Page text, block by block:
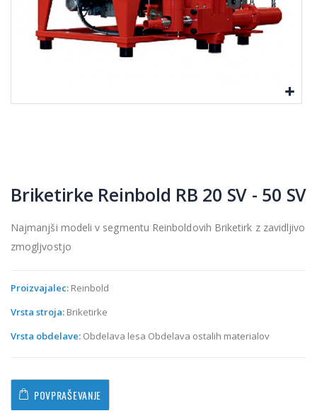
Briketirke Reinbold RB 20 SV - 50 SV
Najmanjši modeli v segmentu Reinboldovih Briketirk z zavidljivo
zmogljvostjo
Proizvajalec: Reinbold
Vrsta stroja: Briketirke
Vrsta obdelave: Obdelava lesa Obdelava ostalih materialov
POVPRAŠEVANJE